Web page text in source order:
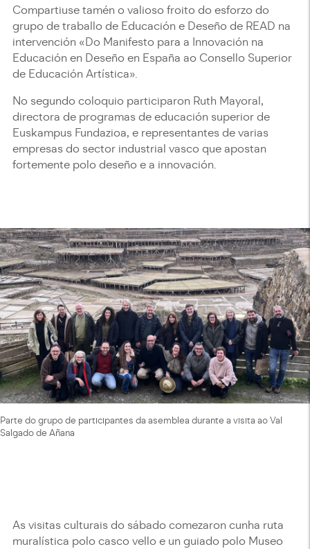
Compartiuse tamén o valioso froito do esforzo do
grupo de traballo de Educación e Deseño de READ na
intervención «Do Manifesto para a Innovación na
Educación en Deseño en España ao Consello Superior
de Educación Artística».
No segundo coloquio participaron Ruth Mayoral,
directora de programas de educación superior de
Euskampus Fundazioa, e representantes de varias
empresas do sector industrial vasco que apostan
fortemente polo deseño e a innovación.
Parte do grupo de participantes da asemblea durante a visita ao Val
Salgado de Añana
As visitas culturais do sábado comezaron cunha ruta
muralística polo casco vello e un guiado polo Museo